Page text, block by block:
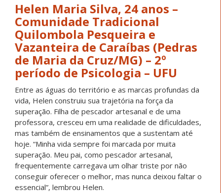
Helen Maria Silva, 24 anos –
Comunidade Tradicional
Quilombola Pesqueira e
Vazanteira de Caraíbas (Pedras
de Maria da Cruz/MG) – 2º
período de Psicologia – UFU
Entre as águas do território e as marcas profundas da
vida, Helen construiu sua trajetória na força da
superação. Filha de pescador artesanal e de uma
professora, cresceu em uma realidade de dificuldades,
mas também de ensinamentos que a sustentam até
hoje. “Minha vida sempre foi marcada por muita
superação. Meu pai, como pescador artesanal,
frequentemente carregava um olhar triste por não
conseguir oferecer o melhor, mas nunca deixou faltar o
essencial”, lembrou Helen.